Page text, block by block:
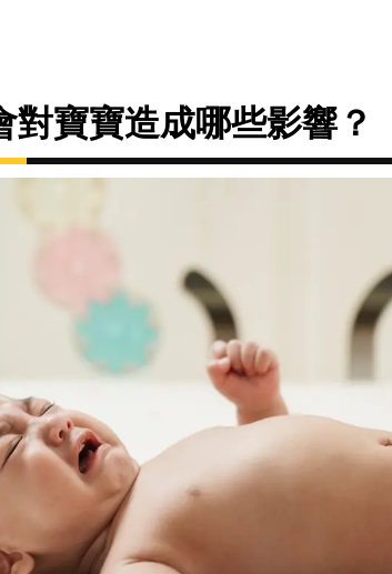
對寶寶造成哪些影響？